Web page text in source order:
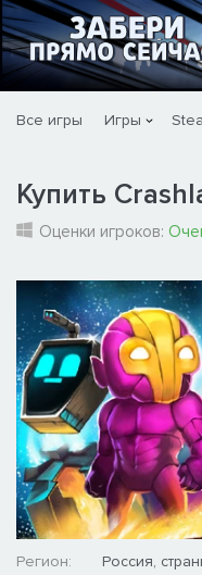
Все игры Игры
Купить
Оценки игроков:
Регион:
Россия,